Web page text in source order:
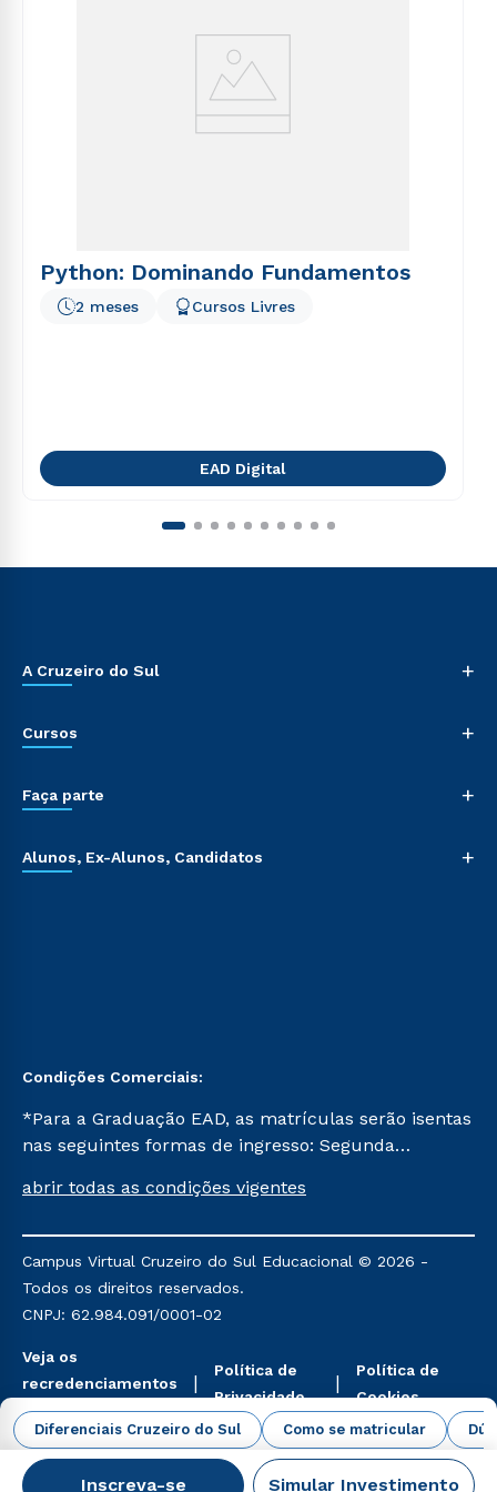
Diferenciais Cruzeiro do Sul Como se matricular
Inscreva-se Simular Investimento
Python: Dominando Fundamentos
2 meses Cursos Livres
EAD Digital
A Cruzeiro do Sul +
Cursos +
Faça parte +
Alunos, Ex-Alunos, Candidatos +
Condições Comerciais:
*Para a Graduação EAD, as matrículas serão isentas
nas seguintes formas de ingresso: Segunda
Já para as demais, a taxa de matrícula será de R$
mencionadas são referentes aos cursos: Ensino
Religioso, Geografia para a Docência e Metodologia
do Ensino de História: Questões Atuais.
abrir todas as condições vigentes
Campus Virtual Cruzeiro do Sul Educacional © 2026 -
Todos os direitos reservados.
CNPJ: 62.984.091/0001-02
Veja os
recredenciamentos
aqui
Política de
Privacidade
Política de
Cookies